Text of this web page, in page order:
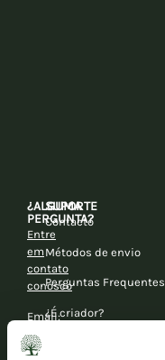
¿ALGUMA
PERGUNTA?
Entre
em
contato
conosco
Email:
hola@essentialfoods.es
SUPORTE
Contacto
Métodos de envio
Perguntas Frequentes
¿É criador?